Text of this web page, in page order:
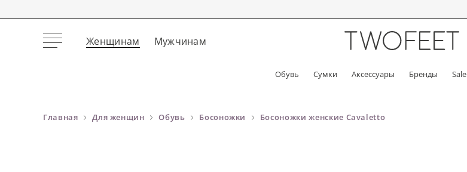
Женщинам Мужчинам
Обувь Сумки Аксессуары Бренды Sale
Главная Для женщин Обувь Босоножки Босоножки женские Cavaletto